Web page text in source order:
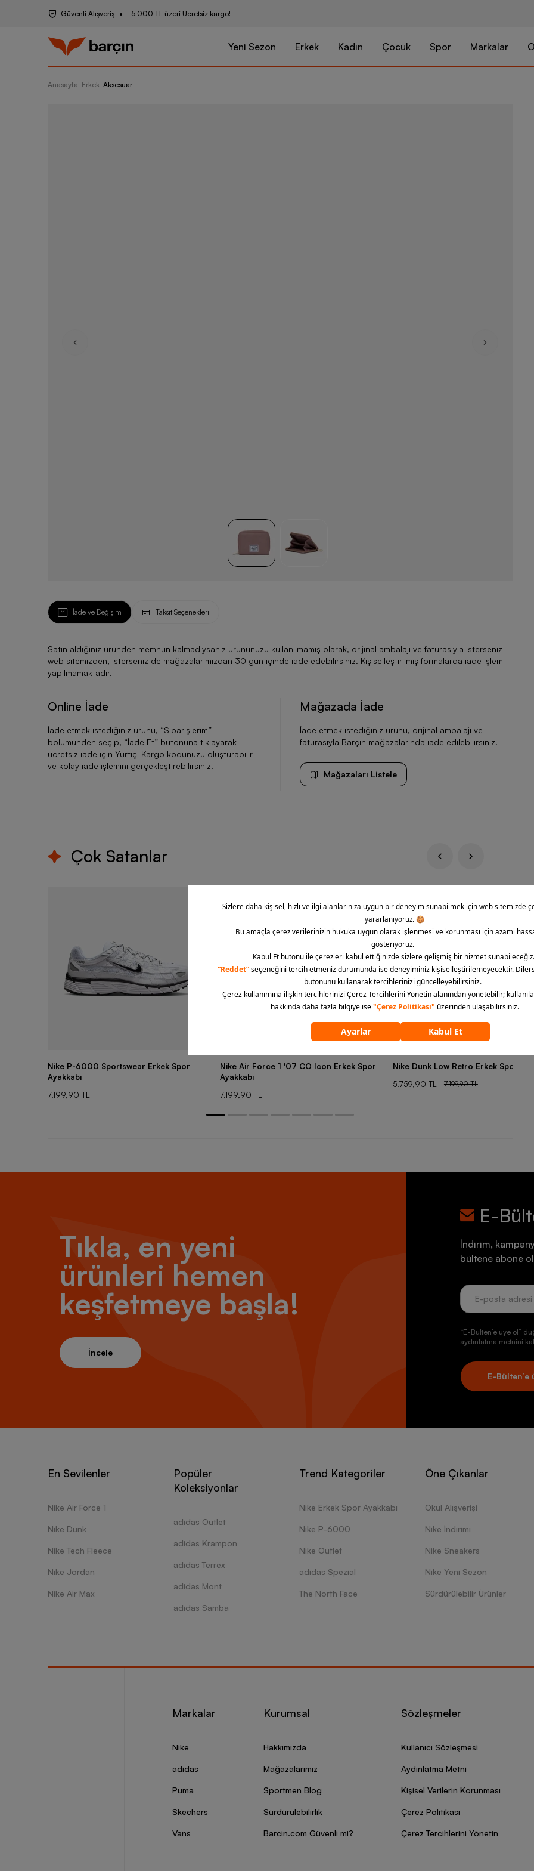
Güvenli Alışveriş 5.000 TL üzeri Ücretsiz kargo!
Yeni Sezon Erkek Kadın Çocuk Spor Markalar
Anasayfa-Erkek-Aksesuar
Herschel
İade ve Değişim Taksit Seçenekleri
Satın aldığınız üründen memnun kalmadıysanız ürününüzü kullanılmamış olarak, orijinal ambalajı ve faturasıyla isterseniz
web sitemizden, isterseniz de mağazalarımızdan 30 gün içinde iade edebilirsiniz. Kişiselleştirilmiş formalarda iade işlemi
yapılmamaktadır.
Online İade
İade etmek istediğiniz ürünü, “Siparişlerim”
bölümünden seçip, “İade Et” butonuna tıklayarak
ücretsiz iade için Yurtiçi Kargo kodunuzu oluşturabilir
ve kolay iade işlemini gerçekleştirebilirsiniz.
Mağazada İade
İade etmek istediğiniz ürünü, orijinal ambalajı ve
faturasıyla Barçın mağazalarında iade edilebilirsiniz.
Mağazaları Listele
Çok Satanlar
Nike P-6000 Sportswear Erkek Spor
Ayakkabı
7.199,90 TL
Nike Air Force 1 '07 CO Icon Erkek Spor
Ayakkabı
7.199,90 TL
Nike Dunk Low Retro Erkek Spor
5.759,90 TL
7.199,90 TL
Tıkla, en yeni
ürünleri hemen
keşfetmeye başla!
İncele
E-
İndirim,
bültene abone
“E-Bülten’e üye ol”
aydınlatma metnini
E-Bülten’e
En Sevilenler
Nike Air Force 1
Nike Dunk
Nike Tech Fleece
Nike Jordan
Nike Air Max
Popüler
Koleksiyonlar
adidas Outlet
adidas Krampon
adidas Terrex
adidas Mont
adidas Samba
Trend Kategoriler
Nike Erkek Spor Ayakkabı
Nike P-6000
Nike Outlet
adidas Spezial
The North Face
Öne Çıkanlar
Okul Alışverişi
Nike İndirimi
Nike Sneakers
Nike Yeni Sezon
Sürdürülebilir Ürünler
Markalar
Nike
adidas
Puma
Skechers
Vans
Kurumsal
Hakkımızda
Mağazalarımız
Sportmen Blog
Sürdürülebilirlik
Barcin.com Güvenli mi?
Sözleşmeler
Kullanıcı Sözleşmesi
Aydınlatma Metni
Kişisel Verilerin Korunması
Çerez Politikası
Çerez Tercihlerini Yönetin